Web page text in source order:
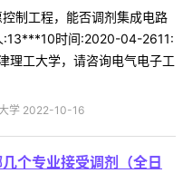
制工程，能否调剂集成电路
:13***10时间:2020-04-2611:
理工大学，请咨询电气电子工
学 2022-10-16
个专业接受调剂（全日